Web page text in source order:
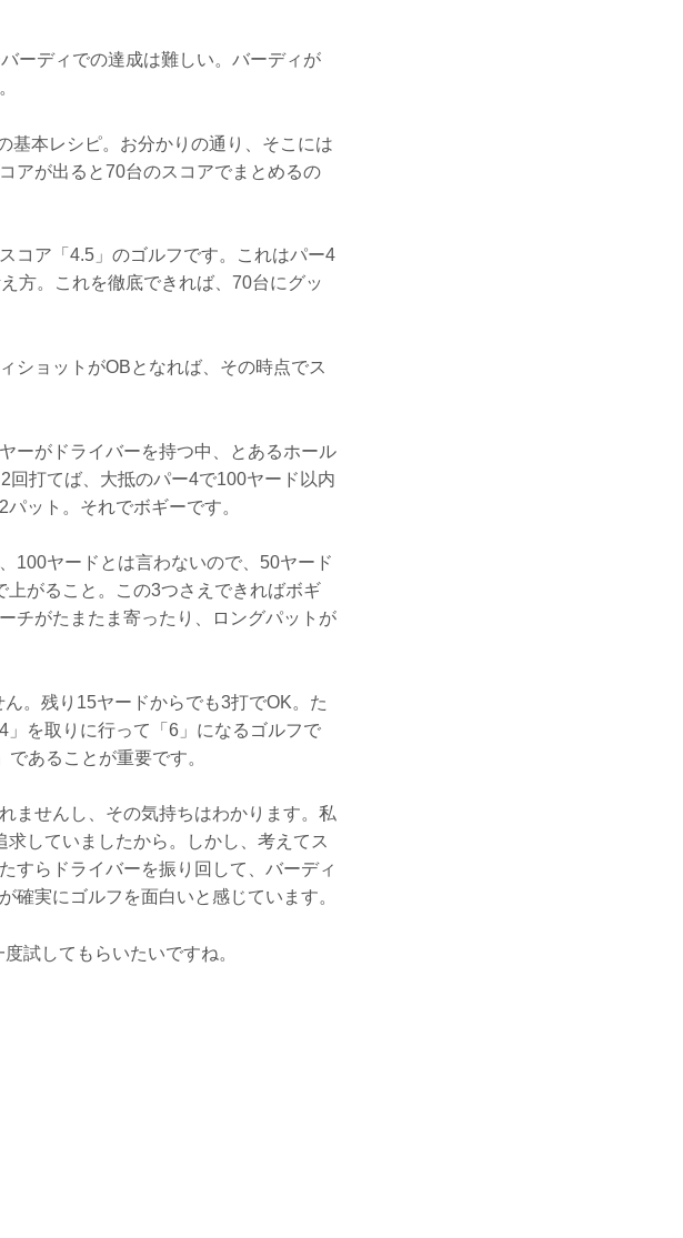
ーディでの達成は難しい。バーディが
基本レシピ。お分かりの通り、そこには
アが出ると70台のスコアでまとめるの
コア「4.5」のゴルフです。これはパー4
方。これを徹底できれば、70台にグッ
ショットがOBとなれば、その時点でス
ーがドライバーを持つ中、とあるホール
打てば、大抵のパー4で100ヤード以内
ット。それでボギーです。
100ヤードとは言わないので、50ヤード
がること。この3つさえできればボギ
チがたまたま寄ったり、ロングパットが
。残り15ヤードからでも3打でOK。た
を取りに行って「6」になるゴルフで
あることが重要です。
ませんし、その気持ちはわかります。私
していましたから。しかし、考えてス
すらドライバーを振り回して、バーディ
確実にゴルフを面白いと感じています。
試してもらいたいですね。